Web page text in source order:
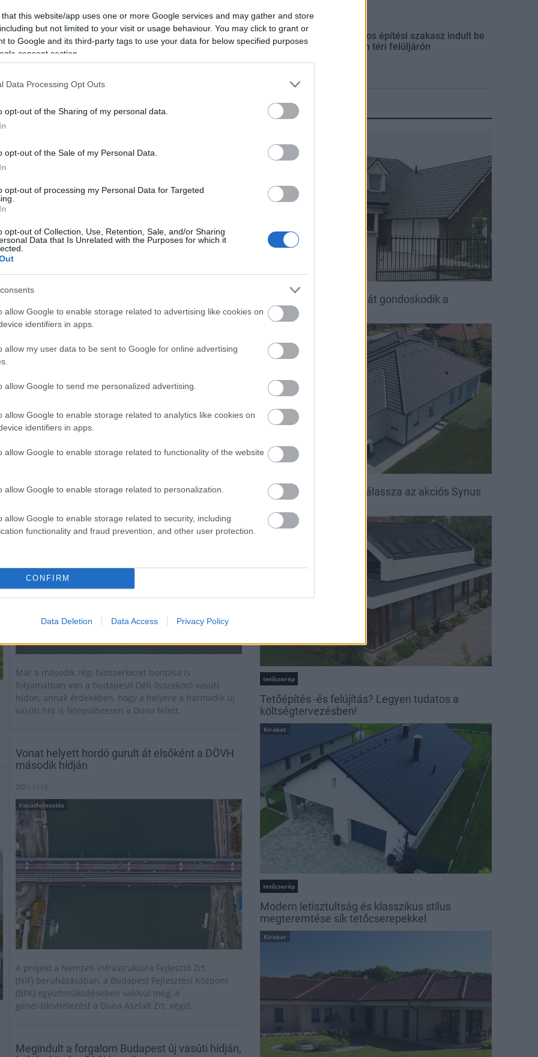
that this website/app uses one or more Google services and may gather and store
but not limited to your visit or usage behaviour. You may click to grant or
to Google and its third-party tags to use your data for below specified purposes
consent section.
Data Processing Opt Outs
opt-out of the Sharing of my personal data.
opt-out of the Sale of my Personal Data.
opt-out of processing my Personal Data for Targeted
opt-out of Collection, Use, Retention, Sale, and/or Sharing
Data that Is Unrelated with the Purposes for which it
allow Google to enable storage related to advertising like cookies on
identifiers in apps.
allow my user data to be sent to Google for online advertising
allow Google to send me personalized advertising.
allow Google to enable storage related to analytics like cookies on
identifiers in apps.
allow Google to enable storage related to functionality of the website
allow Google to enable storage related to personalization.
allow Google to enable storage related to security, including
functionality and fraud prevention, and other user protection.
CONFIRM
Data Deletion Data Access Privacy Policy
Az utolsó, harmadik hidat is elbontották és egy újat
eleme is - galéria
Útépítés
A Déli összekötő vasúti Duna-híd harmadik új
három külön vasúti átkelő ível át a Rákóczi híd mellett.
Videón a Déli összekötő vasúti híd újabb
2022.01.18
Már a második régi hídszerkezet bontása is
folyamatban van a budapesti Déli összekötő vasúti
hídon, annak érdekében, hogy a helyére a harmadik új
vasúti híd is felépülhessen a Duna felett.
Vonat helyett hordó gurult át elsőként a DÖVH
második hídján
2021.11.15
Vasútfejlesztés
A projekt a Nemzeti Infrastruktúra Fejlesztő Zrt.
(NIF) beruházásában, a Budapest Fejlesztési Központ
(BFK) együttműködésében valósul meg, a
generálkivitelezést a Duna Aszfalt Zrt. végzi.
Megindult a forgalom Budapest új vasúti hídján,
Látványos építési szakasz indult be
a Flórián téri felüljárón
KIRAKAT
Tető, ami évtizedeken át gondoskodik a
családról
Döntsön könnyedén: válassza az akciós Synus
tetőcserepet!
Kirakat
tetőcserép
Tetőépítés -és felújítás? Legyen tudatos a
költségtervezésben!
Kirakat
tetőcserép
Modern letisztultság és klasszikus stílus
megteremtése sík tetőcserepekkel
Kirakat